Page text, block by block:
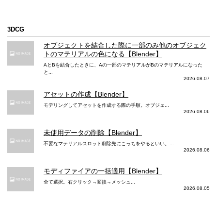
3DCG
オブジェクトを結合した際に一部のみ他のオブジェク
トのマテリアルの色になる【Blender】
AとBを結合したときに、Aの一部のマテリアルがBのマテリアルになった
と...
2026.08.07
アセットの作成【Blender】
モデリングしてアセットを作成する際の手順。オブジェ...
2026.08.06
未使用データの削除【Blender】
不要なマテリアルスロット削除先にこっちをやるといい。...
2026.08.06
モディファイアの一括適用【Blender】
全て選択。右クリック→変換→メッシュ...
2026.08.05